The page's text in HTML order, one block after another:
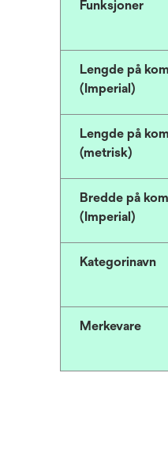
Funksjoner
Lengde på
(Imperial)
Lengde på
(metrisk)
Bredde på
(Imperial)
Kategorinavn
Merkevare